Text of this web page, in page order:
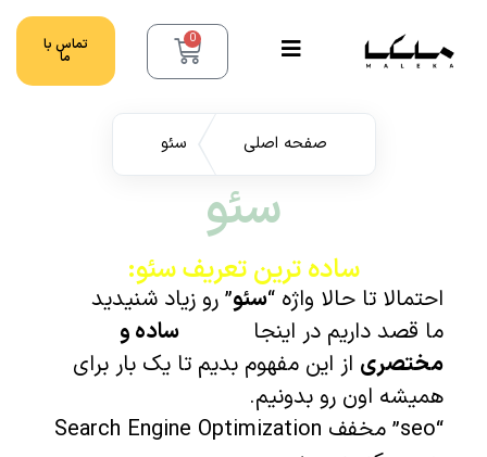
تماس با
صفحه اصلی سئو
سئو
ساده ترین تعریف سئو:
احتمالا تا حالا واژه “ سئو” رو زیاد شنیدید
ما قصد داریم در اینجاتوضیح
ساده و
مختصریاز این مفهوم بدیم تا یک بار برای
همیشه اون رو بدونیم.
“seo” مخفف Search Engine Optimization